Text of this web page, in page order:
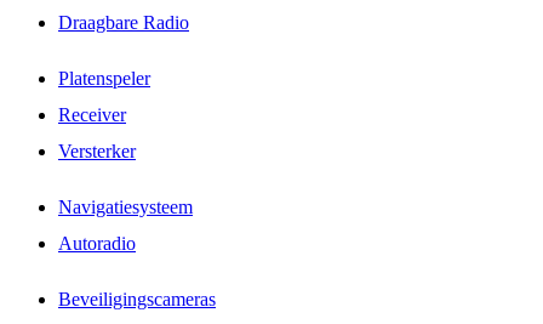
Draagbare Radio
Platenspeler
Receiver
Versterker
Navigatiesysteem
Autoradio
Beveiligingscameras